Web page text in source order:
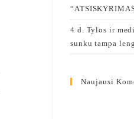
4 d. Tylos ir
sunku tampa
Naujausi